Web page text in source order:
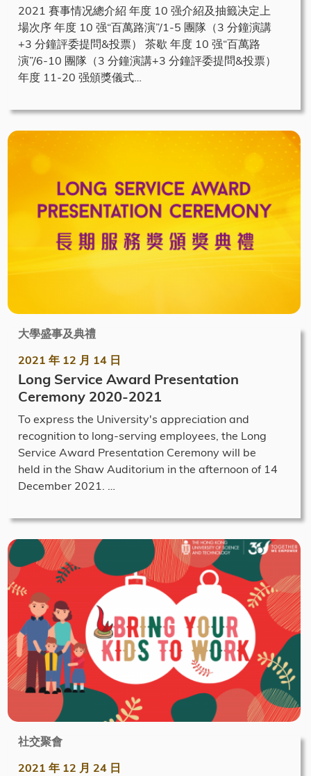
2021 賽事情况總介紹 年度 10 强介紹及抽籤决定上
場次序 年度 10 强“百萬路演”/1-5 團隊（3 分鐘演講
+3 分鐘評委提問&投票） 茶歇 年度 10 强“百萬路
演”/6-10 團隊（3 分鐘演講+3 分鐘評委提問&投票）
年度 11-20 强頒獎儀式…
大學盛事及典禮
2021 年 12 月 14 日
Long Service Award Presentation
Ceremony 2020-2021
To express the University's appreciation and
recognition to long-serving employees, the Long
Service Award Presentation Ceremony will be
held in the Shaw Auditorium in the afternoon of 14
December 2021. …
社交聚會
2021 年 12 月 24 日